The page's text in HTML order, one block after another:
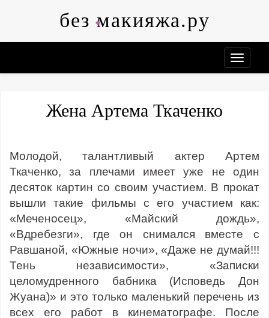
без макияжа.ру
Жена Артема Ткаченко
Молодой, талантливый актер Артем
Ткаченко, за плечами имеет уже не один
десяток картин со своим участием. В прокат
вышли такие фильмы с его участием как:
«Меченосец», «Майский дождь»,
«Вдребезги», где он снимался вместе с
Равшаной, «Южные ночи», «Даже не думай!!!
Тень независимости», «Записки
целомудренного бабника (Исповедь Дон
Жуана)» и это только маленький перечень из
всех его работ в кинематографе. После